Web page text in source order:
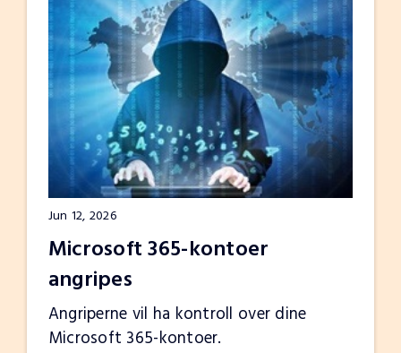
Jun 12, 2026
Microsoft 365-kontoer
angripes
Angriperne vil ha kontroll over dine
Microsoft 365-kontoer.